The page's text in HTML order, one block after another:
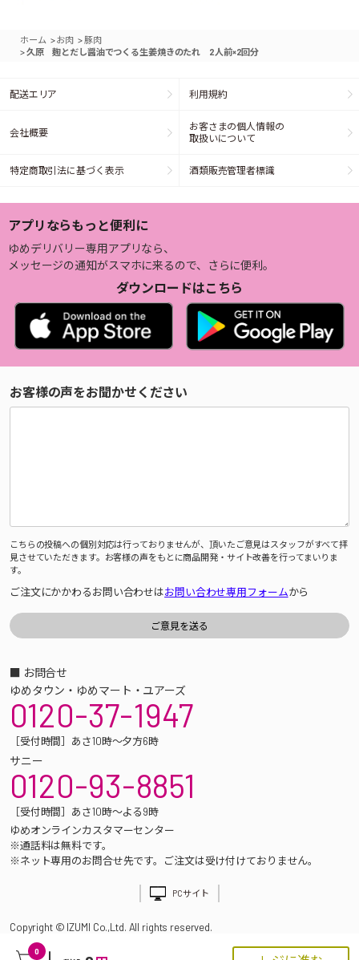
0
ホーム >お肉 >豚肉
>久原 麹とだし醤油でつくる生姜焼きのたれ 2人前×2回分
配送エリア 利用規約
会社概要
お客さまの個人情報の
取扱いについて
特定商取引法に基づく表示 酒類販売管理者標識
アプリならもっと便利に
ゆめデリバリー専用アプリなら、
メッセージの通知がスマホに来るので、さらに便利。
ダウンロードはこちら
お客様の声をお聞かせください
こちらの投稿への個別対応は行っておりませんが、頂いたご意見はスタッフがすべて拝
見させていただきます。お客様の声をもとに商品開発・サイト改善を行ってまいりま
す。
ご注文にかかわるお問い合わせはお問い合わせ専用フォームから
■ お問合せ
ゆめタウン・ゆめマート・ユアーズ
0120-37-1947
［受付時間］あさ10時～夕方6時
サニー
0120-93-8851
［受付時間］あさ10時～よる9時
ゆめオンラインカスタマーセンター
※通話料は無料です。
※ネット専用のお問合せ先です。ご注文は受け付けておりません。
PCサイト
Copyright © IZUMI Co.,Ltd. All rights reserved.